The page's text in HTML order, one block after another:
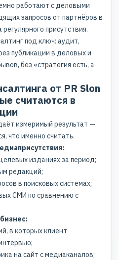
работают с деловыми
запросов от партнёров в
присутствия.
под ключ: аудит,
публикации в деловых и
без «стратегия есть, а
от PR Slon
считаются в
измеримый результат —
что именно считать.
изданиях за период;
редакций;
в поисковых системах;
СМИ по сравнению с
в которых клиент
на сайт с медиаканалов;